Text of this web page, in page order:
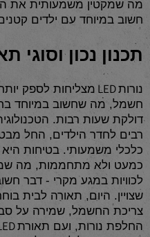
מה שמקטין משמעותית את
חשוב במיוחד עם ילדים
תכנון נכון וסוגי
נורותLED מצליחות לספק
חשמל, מה שחשוב במיוחד
דולקת שעות רבות.
רבים לחדר הילדים, החל
כלכלי משמעותי. בטיחות היא
כמעט ולא מתחממות, מה
לכוויות במגע מקרי - דבר
שצויין. היום, תאורה לבית
צריכת החשמל, שמירה על
החלפת נורות, ועם תאורת